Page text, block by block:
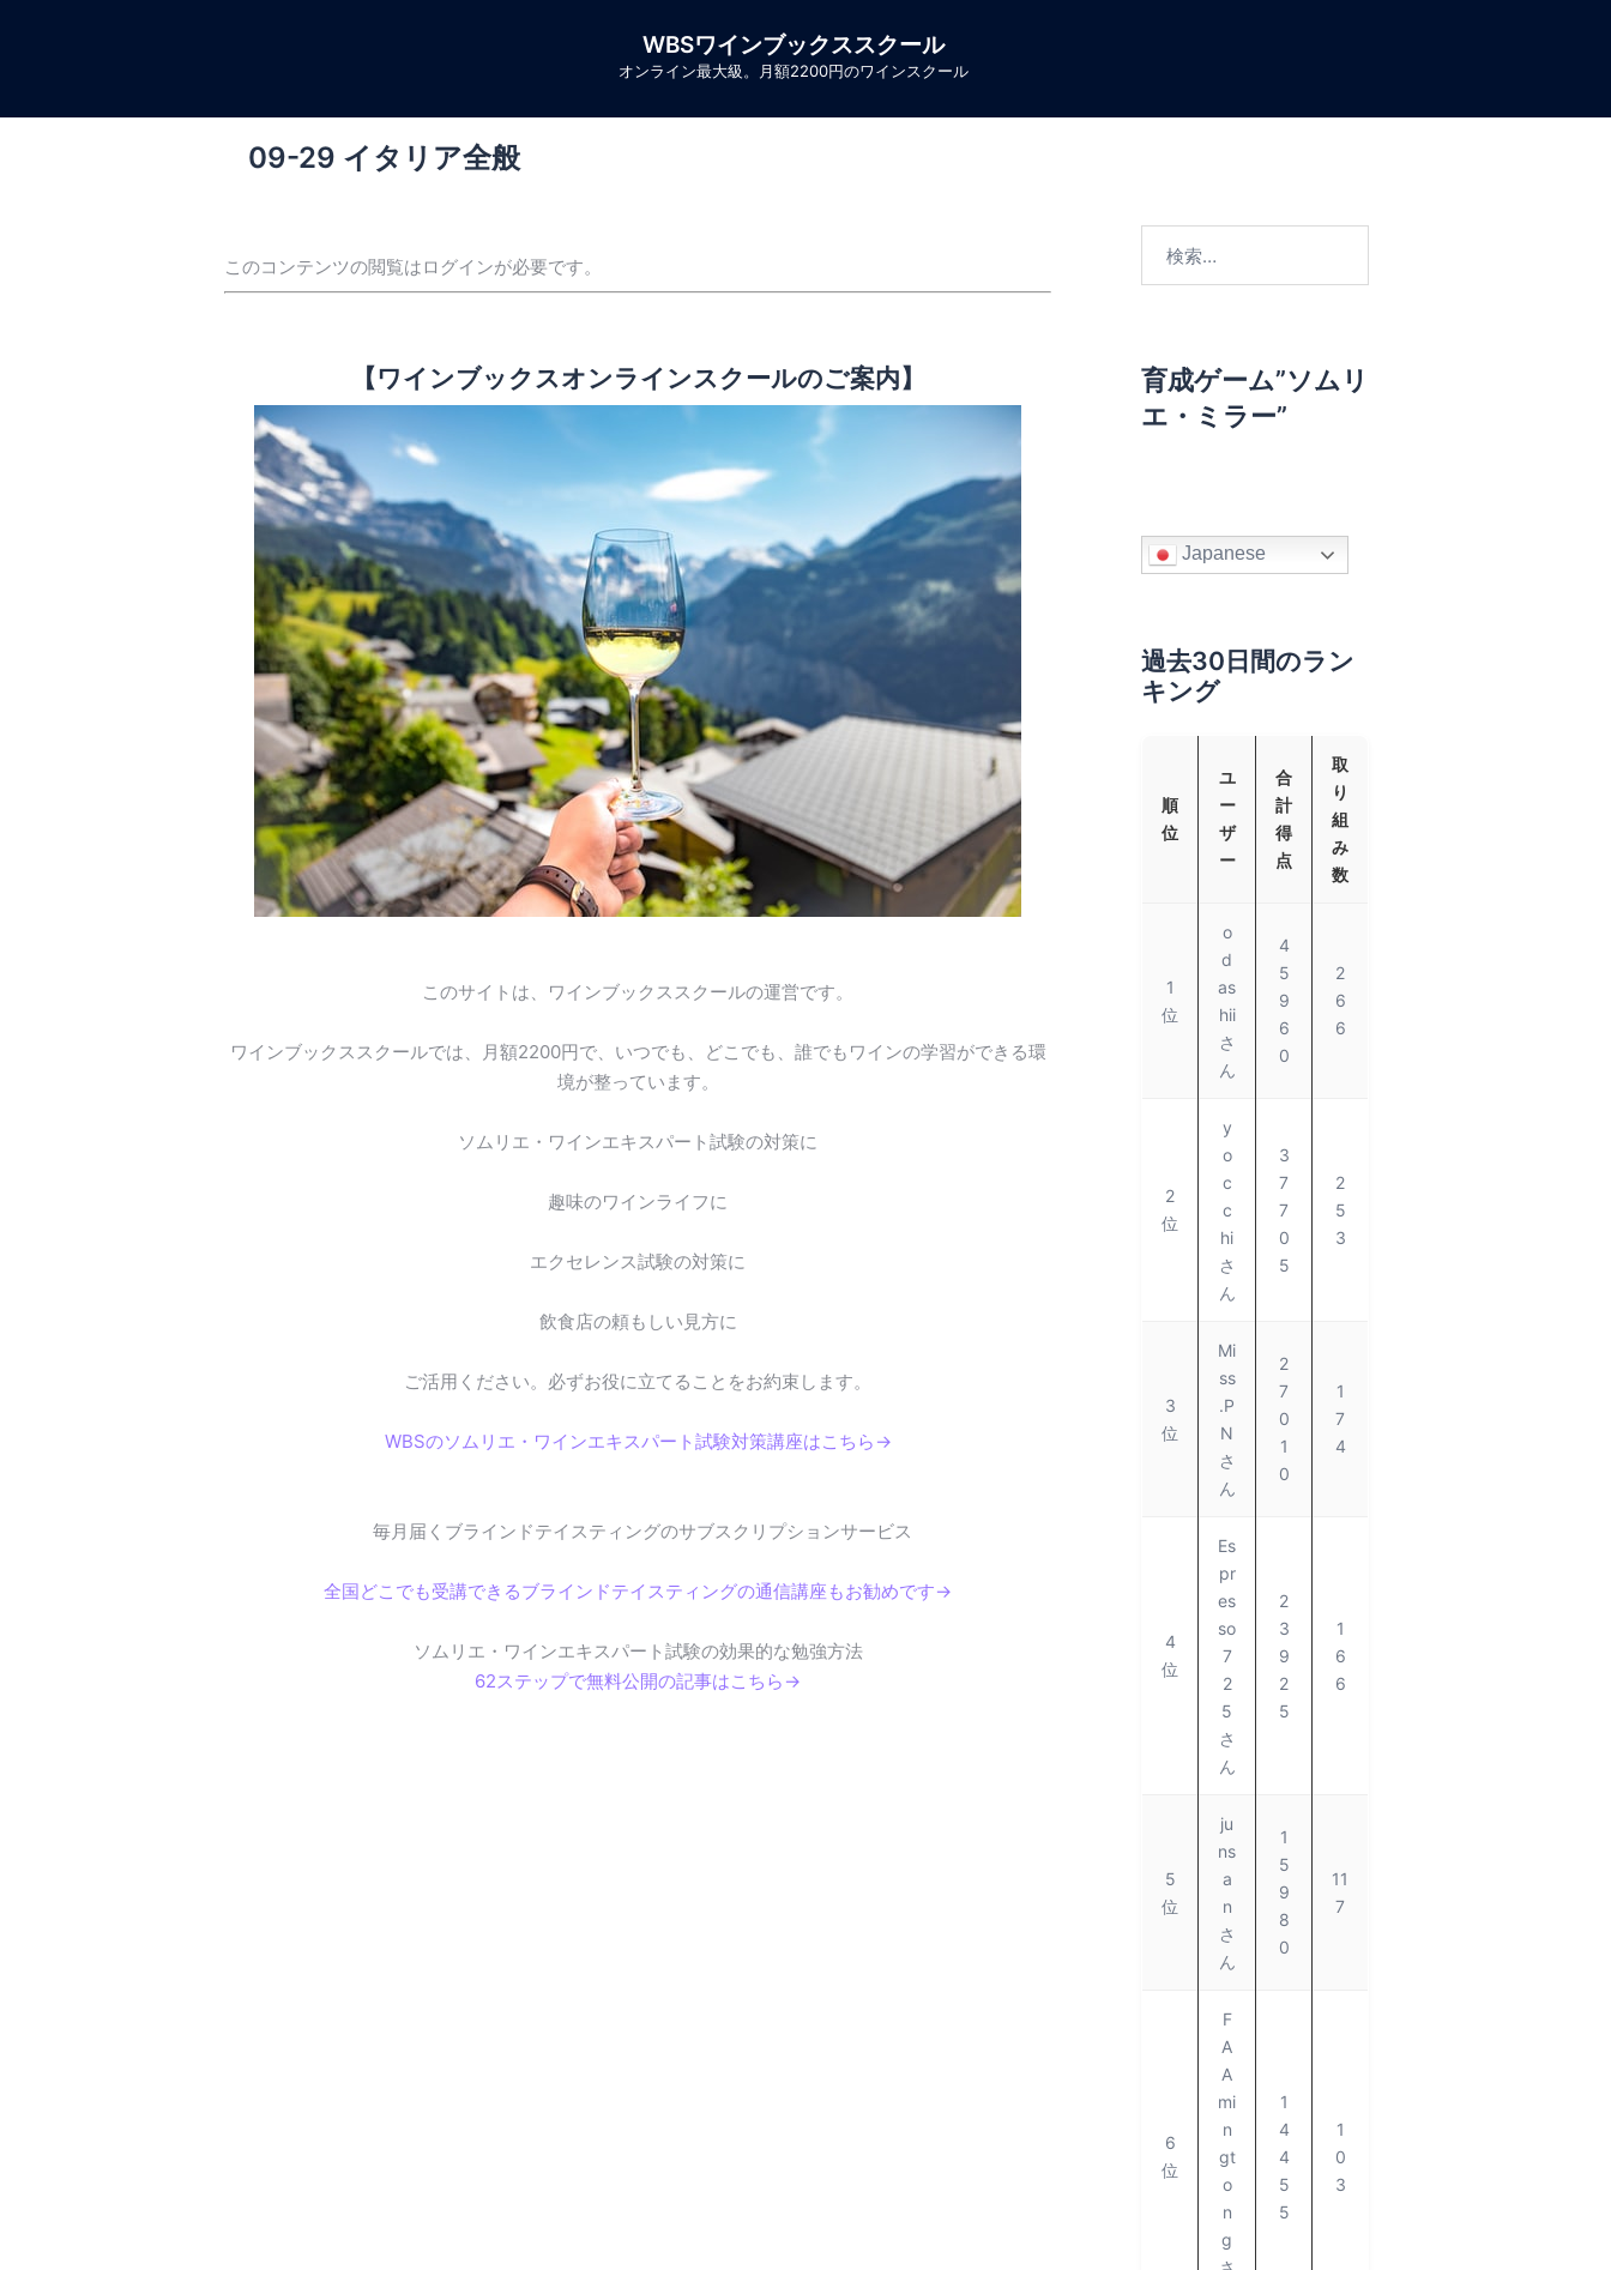
WBSワインブックススクール
オンライン最大級。月額2200円のワインスクール
09-29 イタリア全般
このコンテンツの閲覧はログインが必要です。
【ワインブックスオンラインスクールのご案内】
このサイトは、ワインブックススクールの運営です。
ワインブックススクールでは、月額2200円で、いつでも、どこでも、誰でもワインの学習ができる環
境が整っています。
ソムリエ・ワインエキスパート試験の対策に
趣味のワインライフに
エクセレンス試験の対策に
飲食店の頼もしい見方に
ご活用ください。必ずお役に立てることをお約束します。
WBSのソムリエ・ワインエキスパート試験対策講座はこちら→
毎月届くブラインドテイスティングのサブスクリプションサービス
全国どこでも受講できるブラインドテイスティングの通信講座もお勧めです→
ソムリエ・ワインエキスパート試験の効果的な勉強方法
62ステップで無料公開の記事はこちら→
育成ゲーム”ソムリ
エ・ミラー”
Japanese
過去30日間のラン
キング
順
位
ユ
ー
ザ
ー
合
計
得
点
取
り
組
み
数
1
位
o
d
as
hii
さ
ん
4
5
9
6
0
2
6
6
2
位
y
o
c
c
hi
さ
ん
3
7
7
0
5
2
5
3
3
位
Mi
ss
.P
N
さ
ん
2
7
0
1
0
1
7
4
4
位
Es
pr
es
so
7
2
5
さ
ん
2
3
9
2
5
1
6
6
5
位
ju
ns
a
n
さ
ん
1
5
9
8
0
11
7
6
位
F
A
A
mi
n
gt
o
n
g
1
4
4
5
5
1
0
3